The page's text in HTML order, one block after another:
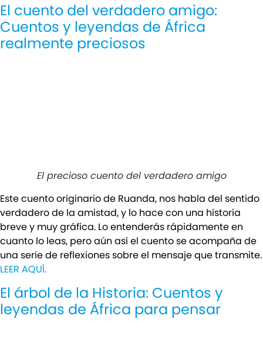
El cuento del verdadero amigo:
Cuentos y leyendas de África
realmente preciosos
El precioso cuento del verdadero amigo
Este cuento originario de Ruanda, nos habla del sentido
verdadero de la amistad, y lo hace con una historia
breve y muy gráfica. Lo entenderás rápidamente en
cuanto lo leas, pero aún así el cuento se acompaña de
una serie de reflexiones sobre el mensaje que transmite.
LEER AQUÍ.
El árbol de la Historia: Cuentos y
leyendas de África para pensar